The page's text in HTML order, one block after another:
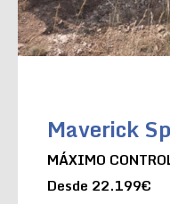
Maverick
MÁXIMO
Desde 22.199€